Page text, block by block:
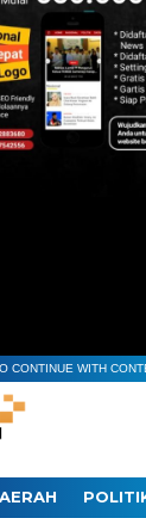
CONTINUE WITH